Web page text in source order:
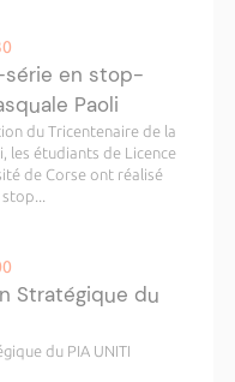
série en stop-
Paoli
du Tricentenaire de la
les étudiants de Licence
de Corse ont réalisé
Stratégique du
du PIA UNITI